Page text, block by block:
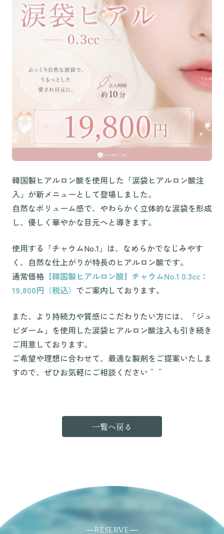
韓国製ヒアルロン酸を使用した「涙袋ヒアルロン酸注
入」が新メニューとして登場しました。
自然なボリューム感で、やわらかく立体的な涙袋を形成
し、優しく華やかな目元へと導きます。
使用する「チャウムNo.1」は、なめらかでなじみやす
く、自然な仕上がりが特長のヒアルロン酸です。
通常価格 【韓国製ヒアルロン酸】チャウムNo.1 0.3cc：
19,800円（税込） でご案内しております。
また、より持続力や質感にこだわりたい方には、「ジュ
ビダーム」を使用した涙袋ヒアルロン酸注入も引き続き
ご用意しております。
ご希望や理想に合わせて、最適な製剤をご提案いたしま
すので、ぜひお気軽にご相談ください＾＾
一覧へ戻る
RESERVE